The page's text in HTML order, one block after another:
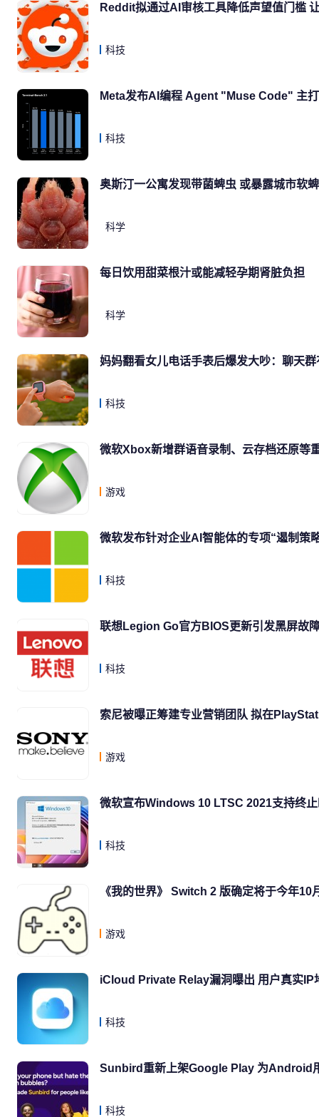
Reddit拟通过AI审核工具降低声望值门槛
科技
Meta发布AI编程 Agent "Muse Code" 主
科技
奥斯汀一公寓发现带菌蜱虫 或暴露城市软
科学
每日饮用甜菜根汁或能减轻孕期肾脏负担
科学
妈妈翻看女儿电话手表后爆发大吵：聊天
科技
微软Xbox新增群语音录制、云存档还原等
游戏
微软发布针对企业AI智能体的专项“遏制策
科技
联想Legion Go官方BIOS更新引发黑屏故
科技
索尼被曝正筹建专业营销团队 拟在
游戏
微软宣布Windows 10 LTSC 2021支持终
科技
《我的世界》 Switch 2 版确定将于今年10
游戏
iCloud Private Relay漏洞曝出 用户真实IP
科技
Sunbird重新上架Google Play 为Android
科技